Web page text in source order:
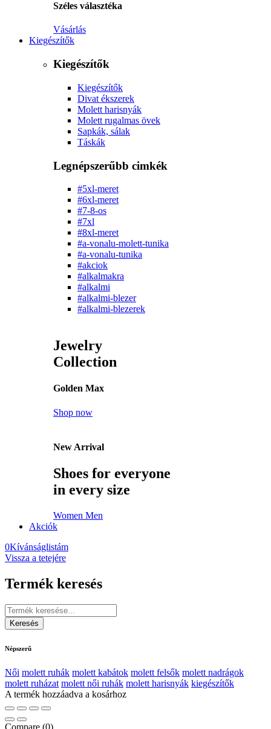
Széles választéka
Vásárlás
Kiegészítők
Kiegészítők
Kiegészítők
Divat ékszerek
Molett harisnyák
Molett rugalmas övek
Sapkák, sálak
Táskák
Legnépszerűbb cimkék
#5xl-meret
#6xl-meret
#7-8-os
#7xl
#8xl-meret
#a-vonalu-molett-tunika
#a-vonalu-tunika
#akciok
#alkalmakra
#alkalmi
#alkalmi-blezer
#alkalmi-blezerek
Jewelry
Collection
Golden Max
Shop now
New Arrival
Shoes for everyone
in every size
Women Men
Akciók
0Kívánságlistám
Vissza a tetejére
Termék keresés
Népszerű
Női molett ruhák molett kabátok molett felsők molett nadrágok
molett ruházat molett női ruhák molett harisnyák kiegészítők
A termék hozzáadva a kosárhoz
Compare (0)